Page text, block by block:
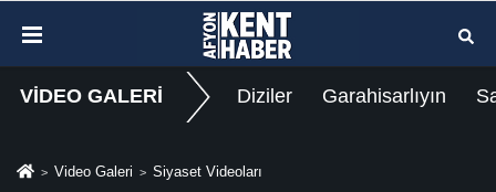
VİDEO GALERİ Diziler Garahisarlıyın
Video Galeri Siyaset Videoları